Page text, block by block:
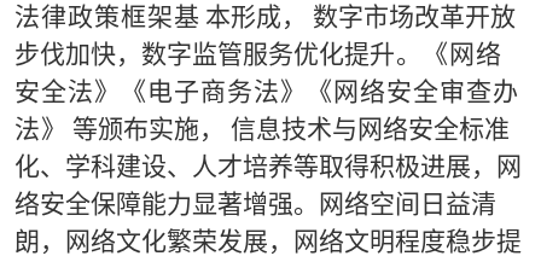
法律政策框架基 本形成，
数字市场改革开放
步伐加快， 数字监管服务优化提升。《网络
安全法》《电子商务法》《网络安全审查办
法》
等颁布实施， 信息技术与网络安全标准
化、学科建设、人才培养等取得积极进展，
网
络安全保障能力显著增强。网络空间日益清
朗，网络文化繁荣发展，
网络文明程度稳步提